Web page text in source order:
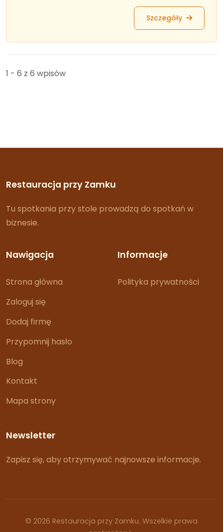
Szczegóły
1 - 6 z 6 wpisów
Restauracja przy Zamku
Tu spotkania przy stole prowadzą do spotkań w
biznesie.
Nawigacja
Strona główna
Zaloguj się
Dodaj firmę
Przypomnij hasło
Blog
Kontakt
Mapa strony
Informacje
Polityka prywatności
Newsletter
Zapisz się, aby otrzymywać najnowsze informacje.
© 2026 Restauracja przy Zamku. Wszelkie prawa